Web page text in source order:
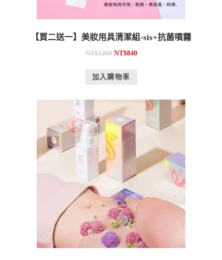
【買二送一】美妝用具清潔組-sis+抗菌噴霧
NT$1260 NT$840
加入購物車